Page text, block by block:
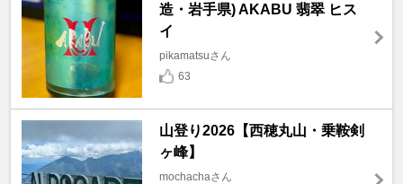
造・岩手県) AKABU 翡翠 ヒス
イ
pikamatsuさん
63
山登り2026【西穂丸山・乗鞍剣
ヶ峰】
mochachaさん